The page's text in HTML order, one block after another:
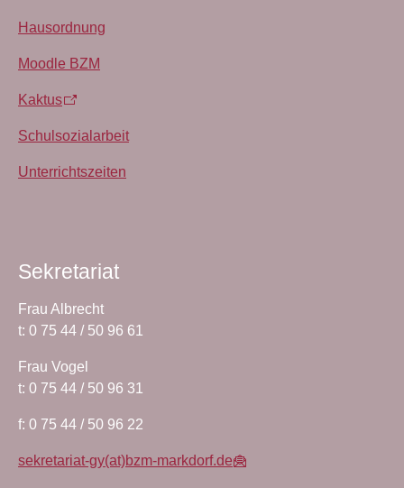
Hausordnung
Moodle BZM
Kaktus
Schulsozialarbeit
Unterrichtszeiten
Sekretariat
Frau Albrecht
t: 0 75 44 / 50 96 61
Frau Vogel
t: 0 75 44 / 50 96 31
f: 0 75 44 / 50 96 22
sekretariat-gy(at)bzm-markdorf.de